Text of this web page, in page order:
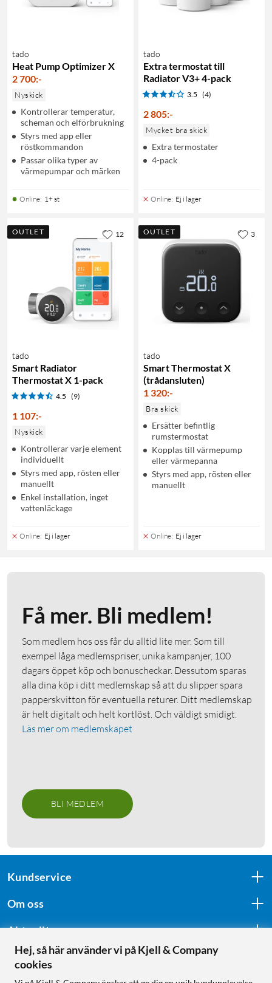
tado
Heat Pump Optimizer X
2 700:-
Nyskick
Kontrollerar temperatur,
scheman och elförbrukning
Styrs med app eller
röstkommandon
Passar olika typer av
värmepumpar och märken
Online: 1+ st
tado
Extra termostat till
Radiator V3+ 4-pack
3.5 (4)
2 805:-
Mycket bra skick
Extra termostater
4-pack
Online: Ej i lager
OUTLET
tado
Smart Radiator
Thermostat X 1-pack
4.5 (9)
1 107:-
Nyskick
Kontrollerar varje element
individuellt
Styrs med app, rösten eller
manuellt
Enkel installation, inget
vattenläckage
Online: Ej i lager
12 OUTLET
tado
Smart Thermostat X
(trådansluten)
1 320:-
Bra skick
Ersätter befintlig
rumstermostat
Kopplas till värmepump
eller värmepanna
Styrs med app, rösten eller
manuellt
Online: Ej i lager
3
Få mer. Bli medlem!
Som medlem hos oss får du alltid lite mer. Som till
exempel låga medlemspriser, unika kampanjer, 100
dagars öppet köp och bonuscheckar. Dessutom sparas
alla dina köp i ditt medlemskap så att du slipper spara
papperskvitton för eventuella returer. Ditt medlemskap
är helt digitalt och helt kortlöst. Och väldigt smidigt.
Läs mer om medlemskapet
BLI MEDLEM
Kundservice
Om oss
Aktuellt
Följ oss
Hej, så här använder vi på Kjell & Company
cookies